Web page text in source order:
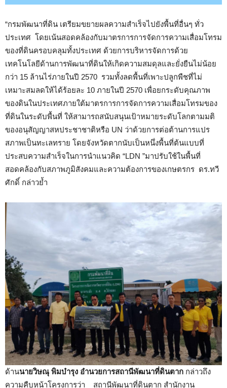
“กรมพัฒนาที่ดิน เตรียมขยายผลความสำเร็จไปยังพื้นที่อื่นๆ ทั่ว
ประเทศ โดยเน้นสอดคล้องกับมาตรการการจัดการความเสื่อมโทรม
ของที่ดินครอบคลุมทั้งประเทศ ด้วยการบริหารจัดการด้วย
เทคโนโลยีด้านการพัฒนาที่ดินให้เกิดความสมดุลและยั่งยืนไม่น้อย
กว่า 15 ล้านไร่ภายในปี 2570 รวมทั้งลดพื้นที่เพาะปลูกพืชที่ไม่
เหมาะสมลดให้ได้ร้อยละ 10 ภายในปี 2570 เพื่อยกระดับคุณภาพ
ของดินในประเทศภายใต้มาตรการการจัดการความเสื่อมโทรมของ
ที่ดินในระดับพื้นที่ ให้สามารถสนับสนุนเป้าหมายระดับโลกตามมติ
ของอนุสัญญาสหประชาชาติหรือ UN ว่าด้วยการต่อต้านการแปร
สภาพเป็นทะเลทราย โดยจังหวัดตากนับเป็นหนึ่งพื้นที่ต้นแบบที่
ประสบความสำเร็จในการนำแนวคิด “LDN ”มาปรับใช้ในพื้นที่
สอดคล้องกับสภาพภูมิสังคมและความต้องการของเกษตรกร ดร.ทวี
ศักดิ์ กล่าวย้ำ
ด้านนายวิษณุ พิมบำรุง อำนวยการสถานีพัฒนาที่ดินตาก กล่าวถึง
ความคืบหน้าโครงการว่า สถานีพัฒนาที่ดินตาก สำนักงาน